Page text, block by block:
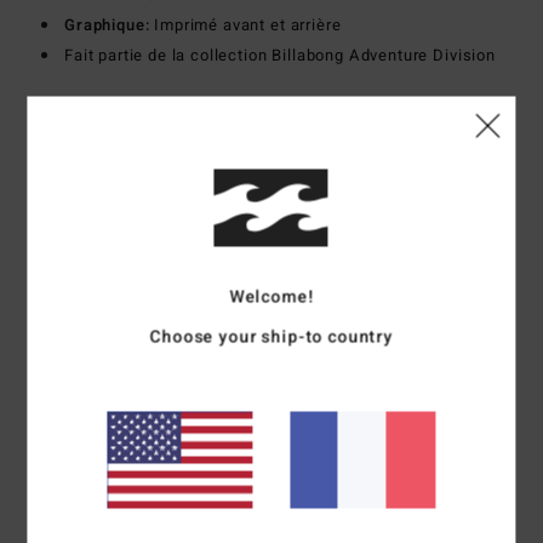
Graphique: Imprimé avant et arrière
Fait partie de la collection Billabong Adventure Division
[Matière principale] 100% coton biologique
Livraison & Retours
Avis clients
Note moyenne
3.0
Welcome!
Choose your ship-to country